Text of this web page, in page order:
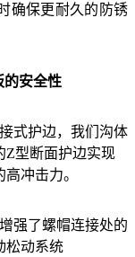
确保更耐久的防锈
的安全性
式护边，我们沟体
Z型断面护边实现
冲击力。
强了螺帽连接处的
松动系统